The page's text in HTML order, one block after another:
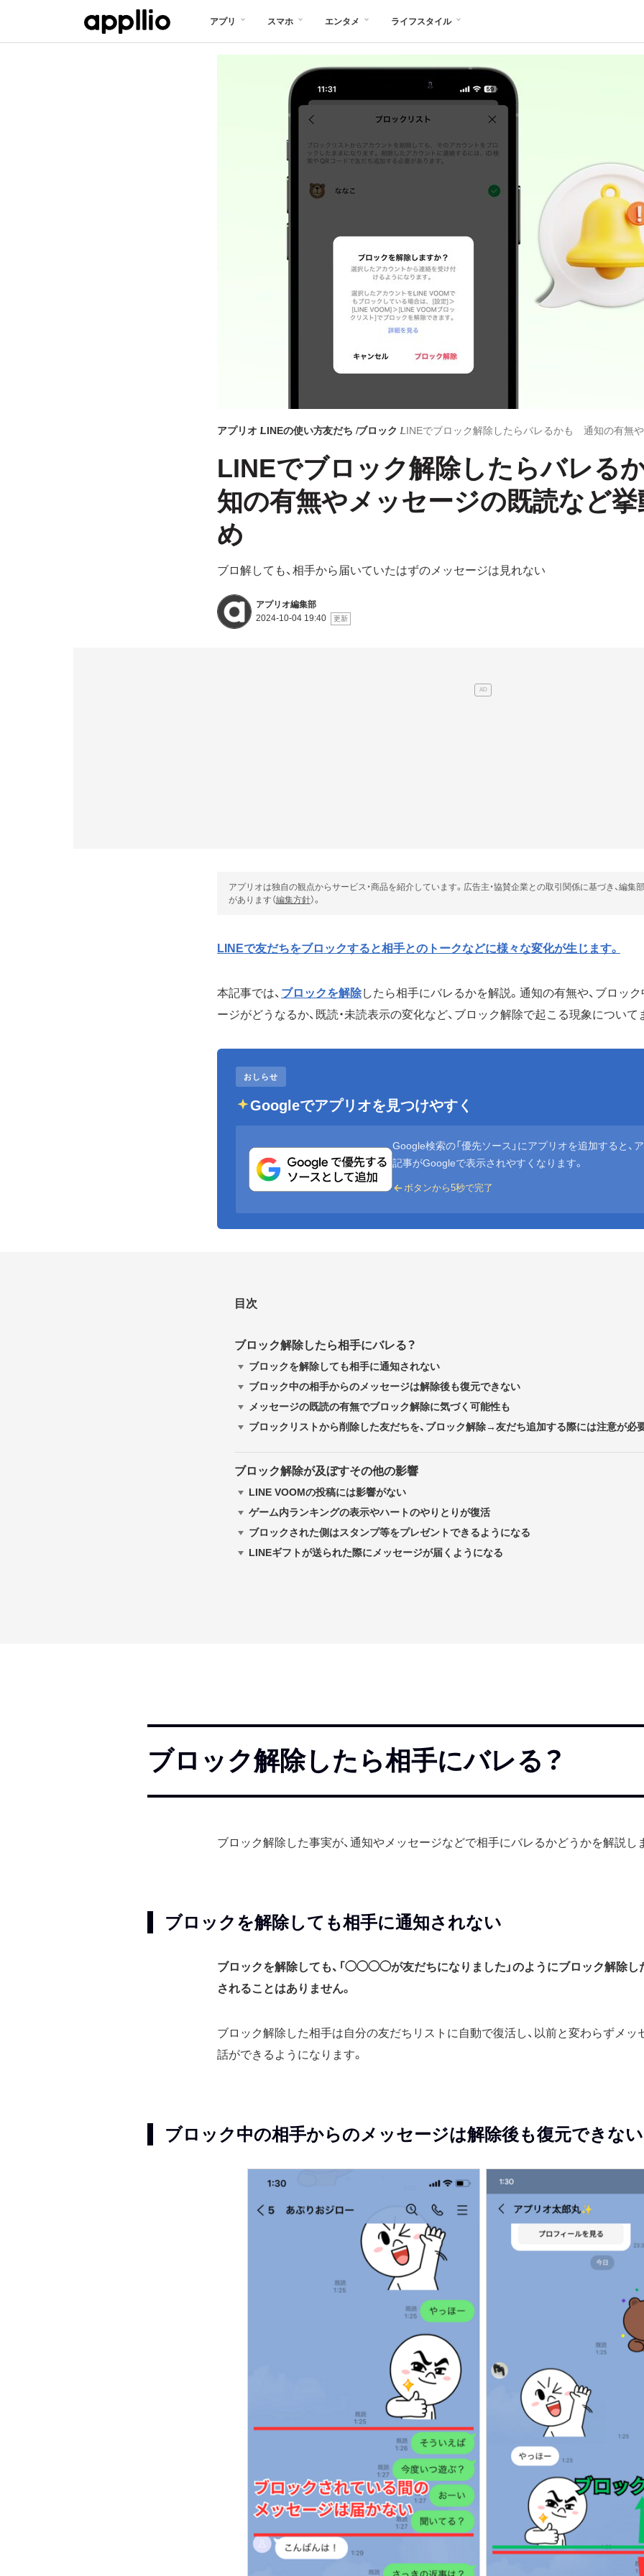
アプリ スマホ エンタメ ライフスタイル
アプリオ LINEの使い方友だち ブロック
LINEでブロック解除したらバレる
知の有無やメッセージの既読など
め
ブロ解しても、相手から届いていたはずのメッセージは見れない
アプリオ編集部
2024-10-04 19:40
アプリオは独自の観点からサービス・商品を紹介しています。広告主・協賛企業との取引関係に基づき、編集
があります（編集方針）。
LINEで友だちをブロックすると相手とのトークなどに様々な変化が生じます。
本記事では、 ブロックを解除したら相手にバレるかを解説。通知の有無や、ブロッ
ージがどうなるか、既読・未読表示の変化など、ブロック解除で起こる現象について
おしらせ
Googleでアプリオを見つけやすく
Google検索の「優先ソース」にアプリオを追加すると、
記事がGoogleで表示されやすくなります。
ボタンから5秒で完了
目次
ブロック解除したら相手にバレる？
ブロックを解除しても相手に通知されない
ブロック中の相手からのメッセージは解除後も復元できない
メッセージの既読の有無でブロック解除に気づく可能性も
ブロックリストから削除した友だちを、ブロック解除→友だち追加する際には注意が必
ブロック解除が及ぼすその他の影響
LINE VOOMの投稿には影響がない
ゲーム内ランキングの表示やハートのやりとりが復活
ブロックされた側はスタンプ等をプレゼントできるようになる
LINEギフトが送られた際にメッセージが届くようになる
ブロック解除したら相手にバレる？
ブロック解除した事実が、通知やメッセージなどで相手にバレるかどうかを解説し
ブロックを解除しても相手に通知されない
ブロックを解除しても、「◯◯◯◯が友だちになりました」のようにブロック解除し
されることはありません。
ブロック解除した相手は自分の友だちリストに自動で復活し、以前と変わらずメッ
話ができるようになります。
ブロック中の相手からのメッセージは解除後も復元できない